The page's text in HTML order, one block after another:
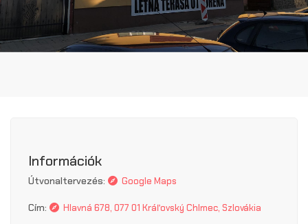
Információk
Útvonaltervezés: Google Maps
Cím: Hlavná 678, 077 01 Kráľovský Chlmec, Szlovákia